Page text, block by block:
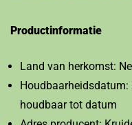
Productinformatie
Land van herkomst:
houdbaar tot datum